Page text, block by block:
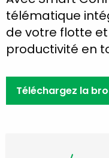
télématique
de votre flotte
productivité en
Téléchargez la